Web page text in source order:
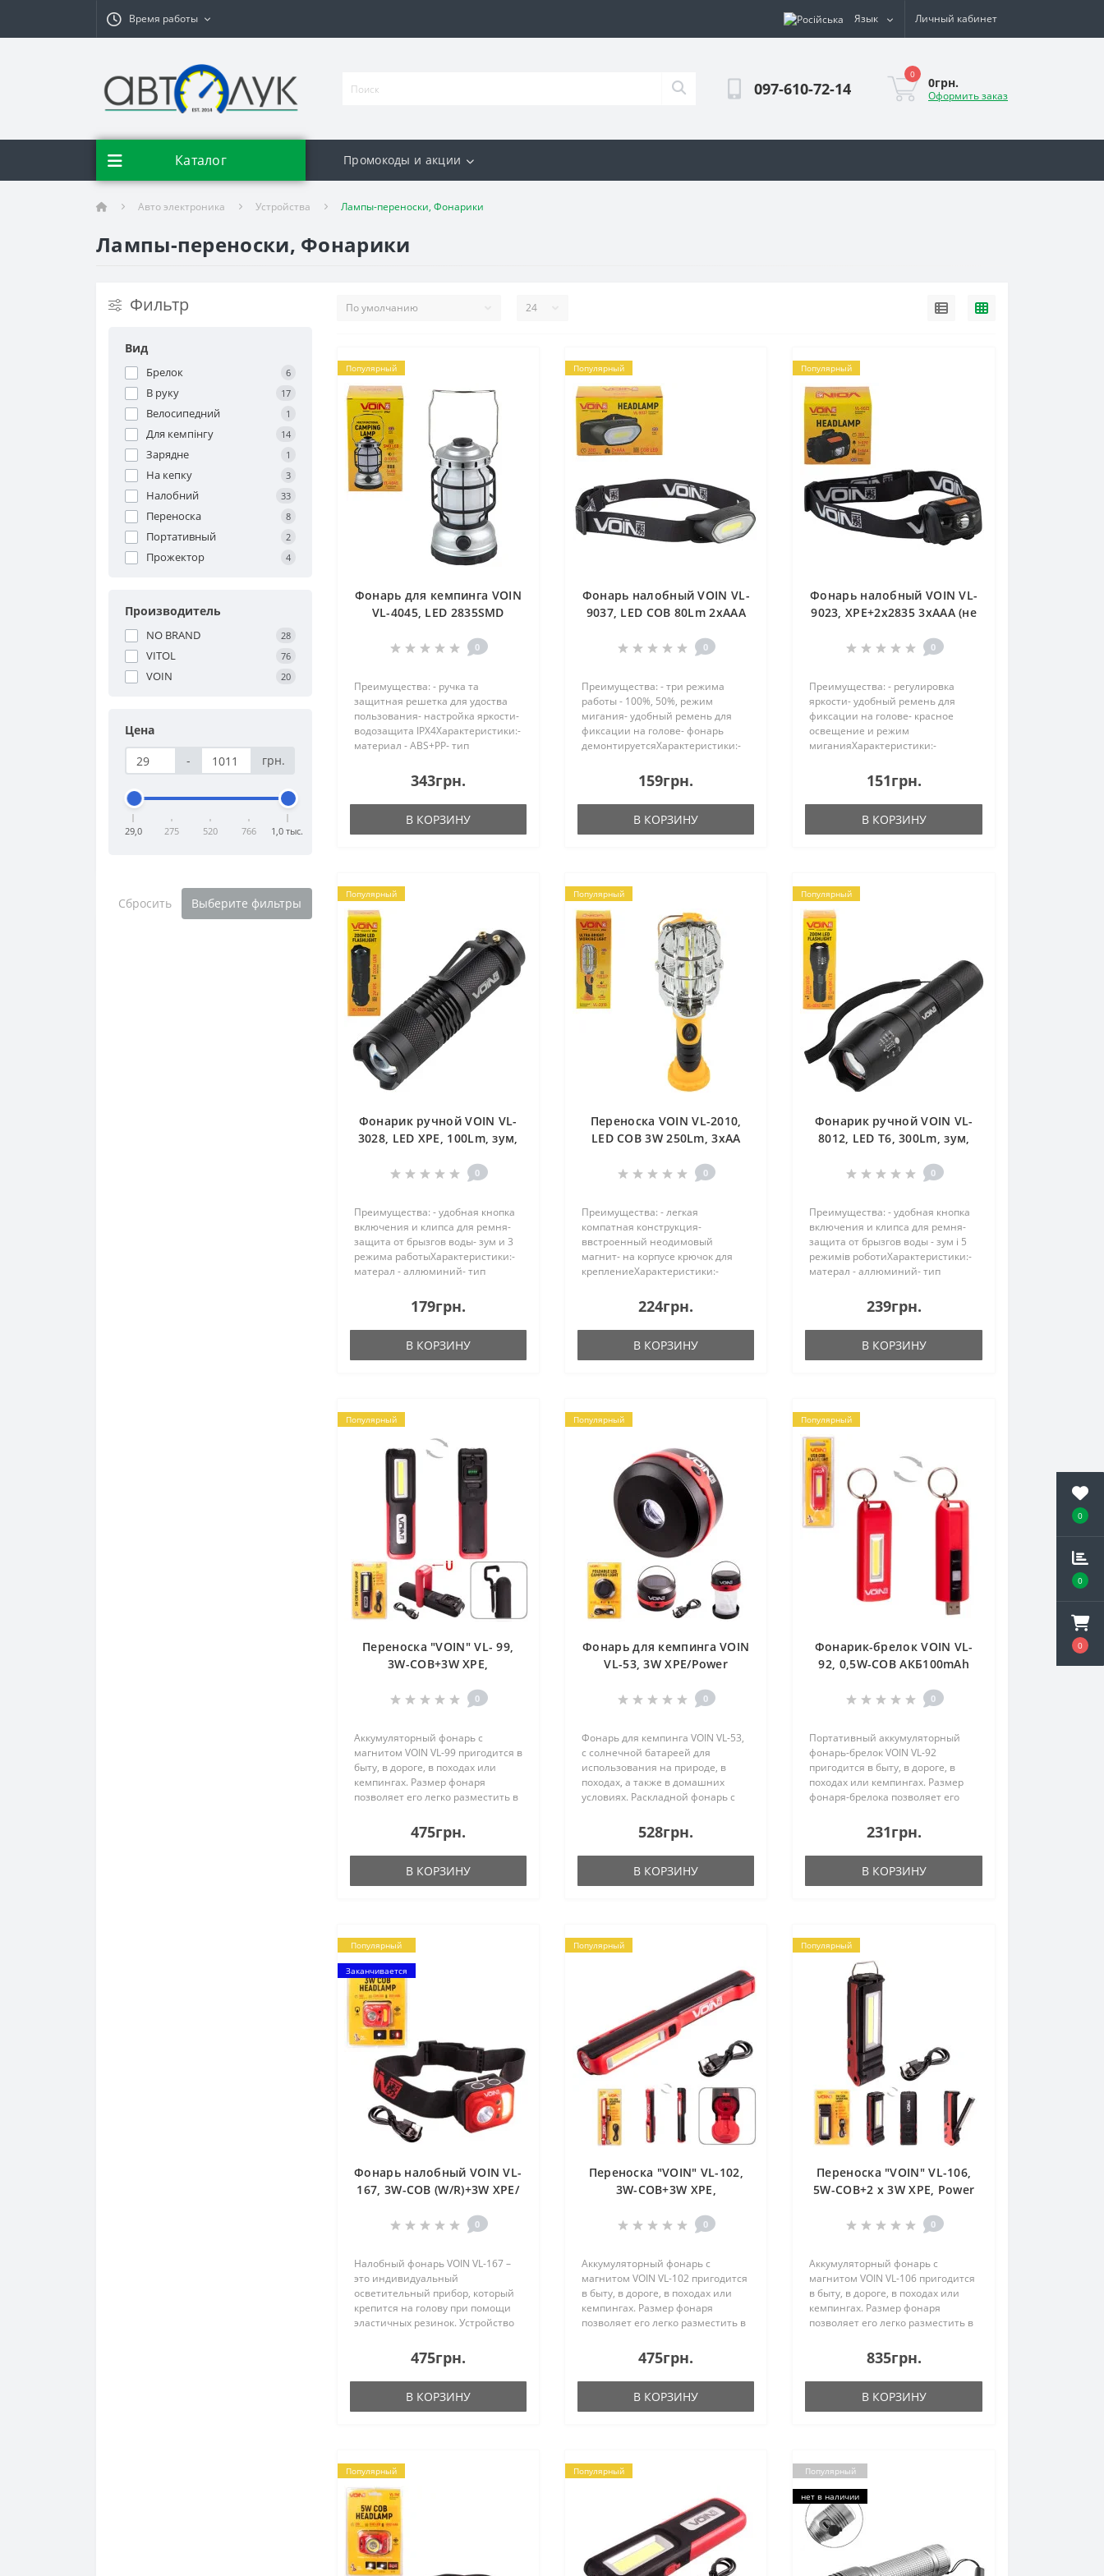
0
0
0
Время работы Язык Личный кабинет
097-610-72-14
0
0грн.
Оформить заказ
Каталог Промокоды и акции
Авто электроника Устройства Лампы-переноски, Фонарики
Лампы-переноски, Фонарики
Фильтр
Вид
Брелок 6
В руку 17
Велосипедний 1
Для кемпінгу 14
Зарядне 1
На кепку 3
Налобний 33
Переноска 8
Портативный 2
Прожектор 4
Производитель
NO BRAND 28
VITOL 76
VOIN 20
Цена
-
грн.
29,0 275 520 766 1,0 тыс.
Сбросить Выберите фильтры
Популярный
Фонарь для кемпинга VOIN
VL-4045, LED 2835SMD
комплекте) (VL-4045)
0
Преимущества: - ручка та
защитная решетка для удоства
пользования- настройка яркости-
водозащита IPХ4Характеристики:-
материал - ABS+PP- тип
теплій свет 2835 SMD - размер 10
* 10 * 16.5 см; вес 225 г- яркостьь
150 люм..
343грн.
В КОРЗИНУ
Популярный
Фонарь налобный VOIN VL-
9037, LED COB 80Lm 2xAAA
0
Преимущества: - три режима
работы - 100%, 50%, режим
мигания- удобный ремень для
фиксации на голове- фонарь
демонтируетсяХарактеристики:-
светодиода: 1 * COB- размер: 9 * 3
* 3.3 см; вес: 45 г- водозащита
IP44- питание от 2 бата..
159грн.
В КОРЗИНУ
Популярный
Фонарь налобный VOIN VL-
9023, XPE+2x2835 3xAAA (не
0
Преимущества: - регулировка
яркости- удобный ремень для
фиксации на голове- красное
освещение и режим
миганияХарактеристики:-
светодиода: 1 * XPE белый + 2 *
2835 красный свет- размер: 35 *
60 * 43 мм; вес: 140 г- водозащита
151грн.
В КОРЗИНУ
Популярный
Фонарик ручной VOIN VL-
3028, LED XPE, 100Lm, зум,
комплекте) (VL-3028)
0
Преимущества: - удобная кнопка
включения и клипса для ремня-
защита от брызгов воды- зум и 3
режима работыХарактеристики:-
матерал - аллюминий- тип
см; вес: 65 г- захщита от брызгов
воды IPX4- яркость: 100 люменов-
пи..
179грн.
В КОРЗИНУ
Популярный
Переноска VOIN VL-2010,
LED COB 3W 250Lm, 3xAA
0
Преимущества: - легкая
компатная конструкция-
ввстроенный неодимовый
магнит- на корпусе крючок для
креплениеХарактеристики:-
* COB- размер: 6.5 * 5 * 20.5 см;
вес: 100 г- яркость: 250-280
люменов- питание от 3 батарее..
224грн.
В КОРЗИНУ
Популярный
Фонарик ручной VOIN VL-
8012, LED T6, 300Lm, зум,
3хААА (не в комплекте) (VL-
0
Преимущества: - удобная кнопка
включения и клипса для ремня-
защита от брызгов воды - зум і 5
режимів роботиХарактеристики:-
матерал - аллюминий- тип
см; вес: 266 г- защита от брызгов
воды IPX4- яркость: 300 люменов..
239грн.
В КОРЗИНУ
Популярный
Переноска "VOIN" VL- 99,
3W-COB+3W XPE,
заряда (VL-99)
0
Аккумуляторный фонарь с
магнитом VOIN VL-99 пригодится в
быту, в дороге, в походах или
кемпингах. Размер фонаря
позволяет его легко разместить в
бардачке автомобиля. Наличие
мощного магнита позволяет
прикрепить фонарь к ..
475грн.
В КОРЗИНУ
Популярный
Фонарь для кемпинга VOIN
VL-53, 3W XPE/Power
панель/складной (VL-53)
0
Фонарь для кемпинга VOIN VL-53,
с солнечной батареей для
использования на природе, в
походах, а также в домашних
условиях. Раскладной фонарь с
солнечной батареей – яркий
портативный прибор с
множеством способов
зарядки.Встр..
528грн.
В КОРЗИНУ
Популярный
Фонарик-брелок VOIN VL-
92, 0,5W-COB АКБ100mAh
0
Портативный аккумуляторный
фонарь-брелок VOIN VL-92
пригодится в быту, в дороге, в
походах или кемпингах. Размер
фонаря-брелока позволяет его
сумке либо в автомобиле.
Наличие кольца позволяет
подвесить фонарик на связку...
231грн.
В КОРЗИНУ
Популярный
Заканчивается
Фонарь налобный VOIN VL-
167, 3W-COB (W/R)+3W XPE/
наклона/сенсор (VL-167)
0
Налобный фонарь VOIN VL-167 –
это индивидуальный
осветительный прибор, который
крепится на голову при помощи
эластичных резинок. Устройство
коммерческого использования,
отлично подойдёт для той
категории пользователей, ..
475грн.
В КОРЗИНУ
Популярный
Переноска "VOIN" VL-102,
3W-COB+3W XPE,
заряда (VL-102)
0
Аккумуляторный фонарь с
магнитом VOIN VL-102 пригодится
в быту, в дороге, в походах или
кемпингах. Размер фонаря
позволяет его легко разместить в
бардачке автомобиля, а наличие
клипсы позволяет закрепить
фонарик на ремне..
475грн.
В КОРЗИНУ
Популярный
Переноска "VOIN" VL-106,
5W-COB+2 х 3W XPE, Power
заряда (VL-106)
0
Аккумуляторный фонарь с
магнитом VOIN VL-106 пригодится
в быту, в дороге, в походах или
кемпингах. Размер фонаря
позволяет его легко разместить в
бардачке автомобиля. Наличие
мощного магнита позволяет
прикрепить фонарь к..
835грн.
В КОРЗИНУ
Популярный Популярный Популярный
нет в наличии